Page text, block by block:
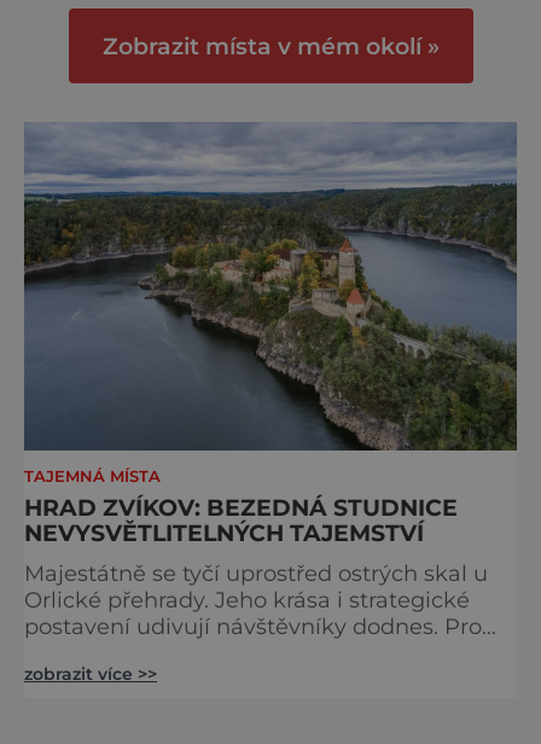
způsobit nevysvětlitelné poruchy
elektroniky. Kameny věže pak na sobě
založeného v první polovině 13. století, hr
Zobrazit místa v mém okolí »
TAJEMNÁ MÍSTA
HRAD ZVÍKOV: BEZEDNÁ STUDNICE
NEVYSVĚTLITELNÝCH TAJEMSTVÍ
Majestátně se tyčí uprostřed ostrých skal u
Orlické přehrady. Jeho krása i strategické
postavení udivují návštěvníky dodnes. Pro
naprosto výjimečným. S každým novým
zobrazit více >>